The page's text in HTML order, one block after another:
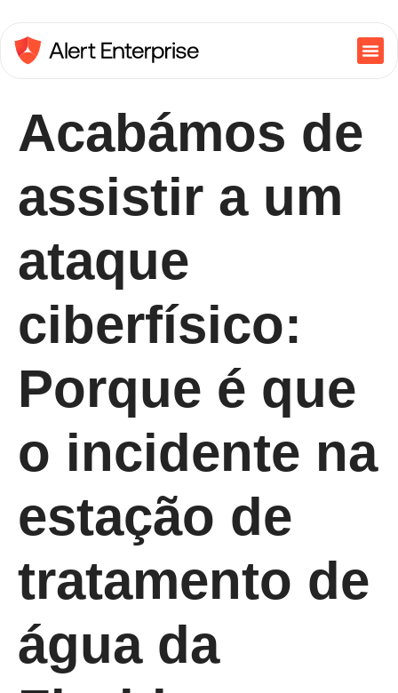
Acabámos de
assistir a um
ataque
ciberfísico:
Porque é que
o incidente na
estação de
tratamento de
água da